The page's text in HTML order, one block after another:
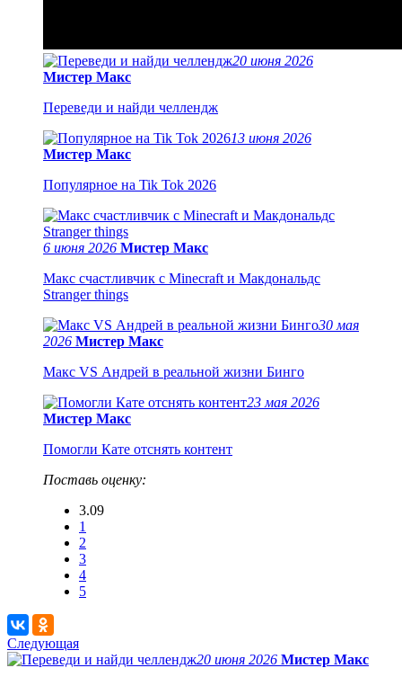
20 июня 2026
Мистер Макс
Переведи и найди челлендж
13 июня 2026
Мистер Макс
Популярное на Tik Tok 2026
6 июня 2026 Мистер Макс
Макс счастливчик с Minecraft и Макдональдс
Stranger things
30 мая
2026 Мистер Макс
Макс VS Андрей в реальной жизни Бинго
23 мая 2026
Мистер Макс
Помогли Кате отснять контент
Поставь оценку:
3.09
1
2
3
4
5
Следующая
20 июня 2026 Мистер Макс